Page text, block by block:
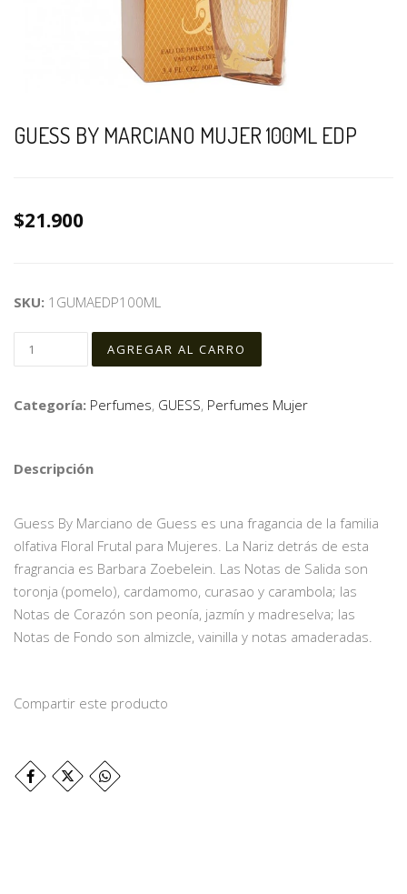
GUESS BY MARCIANO MUJER 100ML EDP
$21.900
SKU: 1GUMAEDP100ML
Categoría: Perfumes, GUESS, Perfumes Mujer
Descripción
Guess By Marciano de Guess es una fragancia de la familia
olfativa Floral Frutal para Mujeres. La Nariz detrás de esta
fragrancia es Barbara Zoebelein. Las Notas de Salida son
toronja (pomelo), cardamomo, curasao y carambola; las
Notas de Corazón son peonía, jazmín y madreselva; las
Notas de Fondo son almizcle, vainilla y notas amaderadas.
Compartir este producto